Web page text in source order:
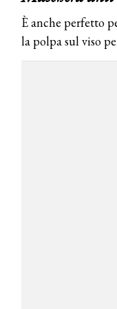
È anche perfetto
la polpa sul viso